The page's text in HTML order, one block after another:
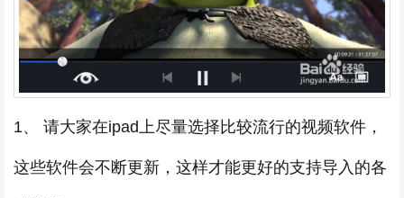
1、 请大家在ipad上尽量选择比较流行的视频软件，
这些软件会不断更新，这样才能更好的支持导入的各